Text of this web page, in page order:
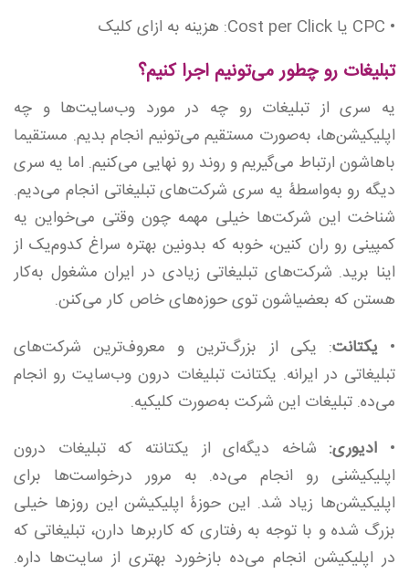
• CPC یا Cost per Click: هزینه به ازای کلیک
تبلیغات رو چطور می‌تونیم اجرا کنیم؟
یه سری از تبلیغات رو چه در مورد وب‌سایت‌ها و چه
اپلیکیشن‌ها، به‌صورت مستقیم می‌تونیم انجام بدیم. مستقیما
باهاشون ارتباط می‌گیریم و روند رو نهایی می‌کنیم. اما یه سری
دیگه رو به‌واسطۀ یه سری شرکت‌های تبلیغاتی انجام می‌دیم.
شناخت این شرکت‌ها خیلی مهمه چون وقتی می‌خواین یه
کمپینی رو ران کنین، خوبه که بدونین بهتره سراغ کدوم‌یک از
اینا برید. شرکت‌های تبلیغاتی زیادی در ایران مشغول به‌کار
هستن که بعضیاشون توی حوزه‌های خاص کار می‌کنن.
•یکتانت: یکی از بزرگ‌ترین و معروف‌ترین شرکت‌های
تبلیغاتی در ایرانه. یکتانت تبلیغات درون وب‌سایت رو انجام
می‌ده. تبلیغات این شرکت به‌صورت کلیکیه.
• ادیوری: شاخه دیگه‌ای از یکتانته که تبلیغات درون
اپلیکیشنی رو انجام می‌ده. به مرور درخواست‌ها برای
اپلیکیشن‌ها زیاد شد. این حوزۀ اپلیکیشن این روزها خیلی
بزرگ شده و با توجه به رفتاری که کاربرها دارن، تبلیغاتی که
در اپلیکیشن انجام می‌ده بازخورد بهتری از سایت‌ها داره.